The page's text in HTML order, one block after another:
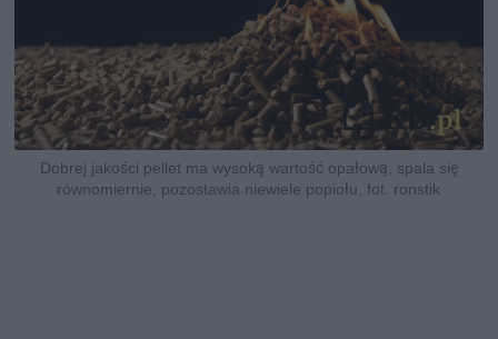
Dobrej jakości pellet ma wysoką wartość opałową, spala się
równomiernie, pozostawia niewiele popiołu, fot. ronstik